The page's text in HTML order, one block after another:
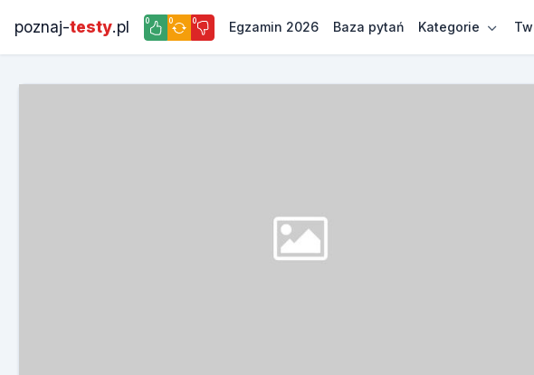
poznaj-testy.pl 0 0 0 Egzamin 2026 Baza pytań Kategorie